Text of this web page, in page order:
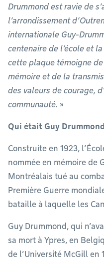
Drummond est ravie de
l’arrondissement
internationale Guy-
centenaire de l’école et
cette plaque témoigne
mémoire et de la
des valeurs de courage,
communauté. »
Qui était Guy
Construite en 1923,
nommée en mémoire de
Montréalais tué au
Première Guerre
bataille à laquelle les
Guy Drummond, qui
sa mort à Ypres, en
de l’Université McGill en